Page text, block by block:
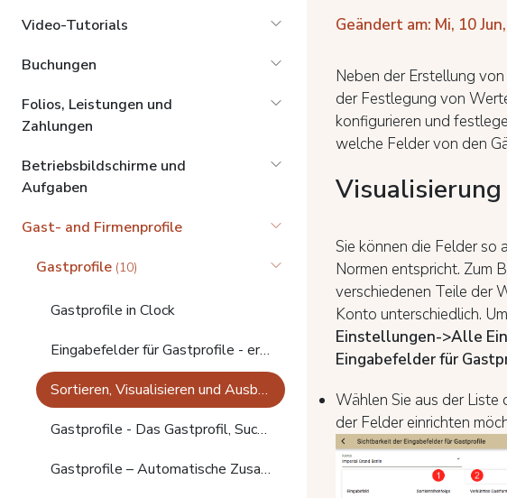
Video-Tutorials
Buchungen
Folios, Leistungen und
Zahlungen
Betriebsbildschirme und
Aufgaben
Gast- and Firmenprofile
Gastprofile (10)
Gastprofile in Clock
Eingabefelder für Gastprofile - erstellen und bearbeiten
Sortieren, Visualisieren und Ausblenden von Eingabefeldern für Gastprofile
Gastprofile - Das Gastprofil, Suchen und Zusammenführen
Gastprofile – Automatische Zusammenführung
Geändert am: Mi, 10
Neben der Erstellung
der Festlegung von
konfigurieren und
welche Felder von den
Sie können die Felder so
Normen entspricht. Zum
verschiedenen Teile der
Konto unterschiedlich.
Einstellungen->Alle
Eingabefelder für
Wählen Sie aus der Liste
der Felder einrichten